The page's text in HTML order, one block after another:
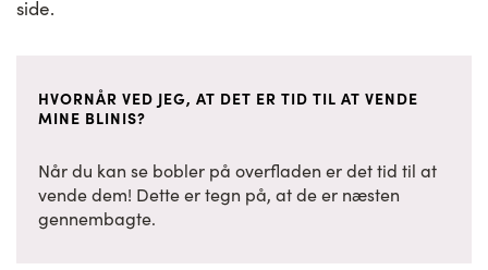
side.
HVORNÅR VED JEG, AT DET ER TID TIL AT VENDE
MINE BLINIS?
Når du kan se bobler på overfladen er det tid til at
vende dem! Dette er tegn på, at de er næsten
gennembagte.